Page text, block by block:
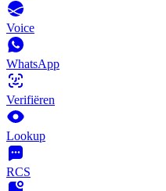
Voice
WhatsApp
Verifiëren
Lookup
RCS